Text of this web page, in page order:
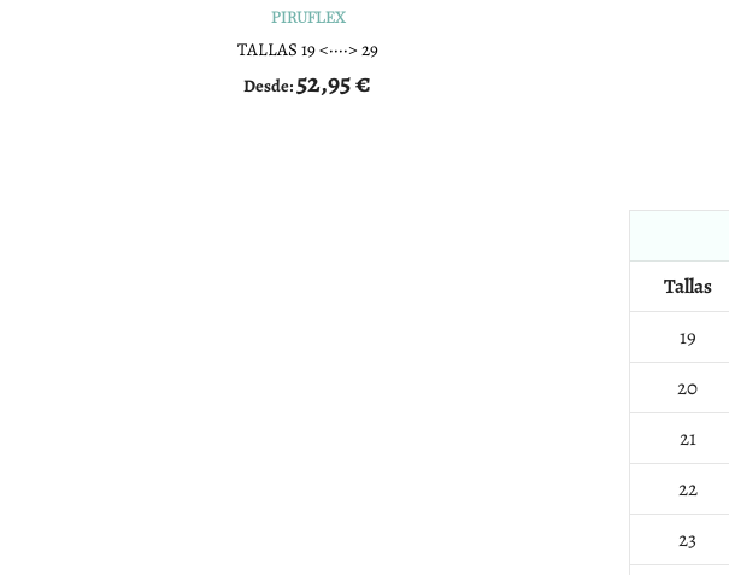
PIRUFLEX
TALLAS 19 <····> 29
Desde:52,95€
Tallas
19
20
21
22
23